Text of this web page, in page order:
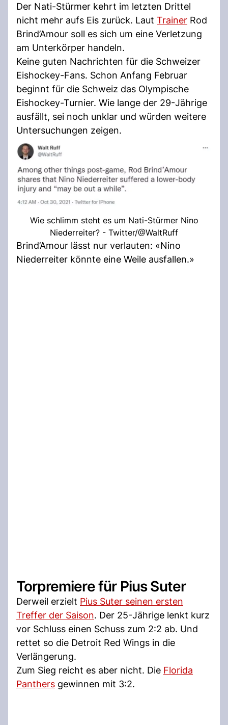
Der Nati-Stürmer kehrt im letzten Drittel
nicht mehr aufs Eis zurück. Laut Trainer Rod
Brind’Amour soll es sich um eine Verletzung
am Unterkörper handeln.
Keine guten Nachrichten für die Schweizer
Eishockey-Fans. Schon Anfang Februar
beginnt für die Schweiz das Olympische
Eishockey-Turnier. Wie lange der 29-Jährige
ausfällt, sei noch unklar und würden weitere
Untersuchungen zeigen.
Wie schlimm steht es um Nati-Stürmer Nino
Niederreiter? - Twitter/@WaltRuff
Brind’Amour lässt nur verlauten: «Nino
Niederreiter könnte eine Weile ausfallen.»
Torpremiere für Pius Suter
Derweil erzielt Pius Suter seinen ersten
Treffer der Saison. Der 25-Jährige lenkt kurz
vor Schluss einen Schuss zum 2:2 ab. Und
rettet so die Detroit Red Wings in die
Verlängerung.
Zum Sieg reicht es aber nicht. Die Florida
Panthers gewinnen mit 3:2.